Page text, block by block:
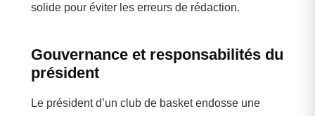
solide pour éviter les erreurs de rédaction.
Gouvernance et responsabilités du
président
Le président d’un club de basket endosse une